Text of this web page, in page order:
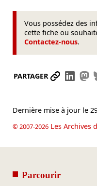
Vous possédez des
cette fiche ou
Contactez-nous.
PARTAGER
Dernière mise à jour le
© 2007-2026Les Archives
Parcourir